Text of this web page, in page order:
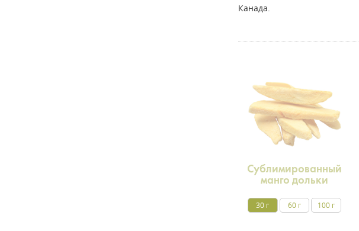
Канада.
Сублимированный
манго дольки
30 г 60 г 100 г